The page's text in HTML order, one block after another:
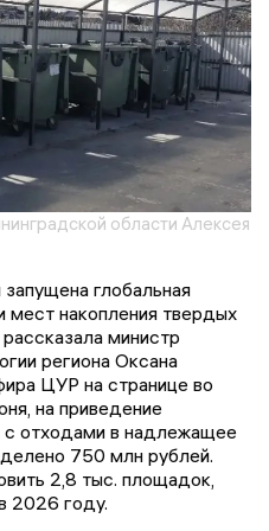
области Алексея
глобальная
мест накопления твердых
министр
региона Оксана
ЦУР на странице во
на приведение
отходами в надлежащее
750 млн рублей.
2,8 тыс. площадок,
2026 году.